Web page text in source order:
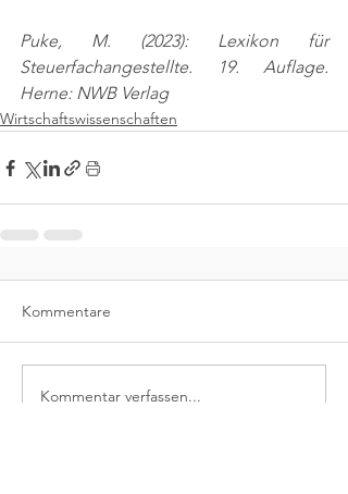
Puke, M. (2023): Lexikon für
Steuerfachangestellte. 19. Auflage.
Herne: NWB Verlag
Wirtschaftswissenschaften
Kommentare
Kommentar verfassen...